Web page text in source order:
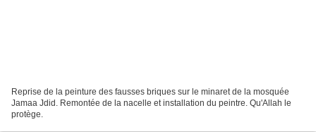
Reprise de la peinture des fausses briques sur le minaret de la mosquée
Jamaa Jdid. Remontée de la nacelle et installation du peintre. Qu'Allah le
protège.